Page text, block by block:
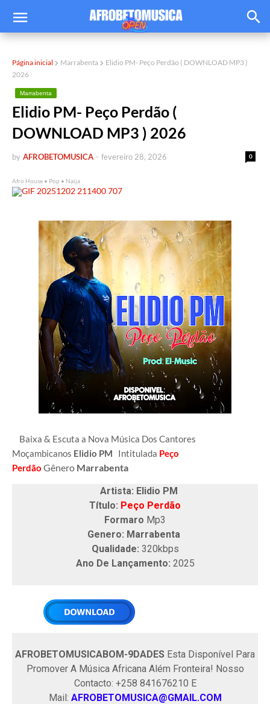
Página inicial Marrabenta
Elidio PM- Peço Perdão ( DOWNLOAD MP3 )
2026
Marrabenta
Elidio PM- Peço Perdão (
DOWNLOAD MP3 ) 2026
by AFROBETOMUSICA 0
- fevereiro 28, 2026
Afro House • Pop • Naija
Baixa & Escuta a Nova Música Dos Cantores
Moçambicanos Elidio PM Intitulada Peço
Perdão Gênero Marrabenta
Artista: Elidio PM
Título: Peço Perdão
Formaro Mp3
Genero: Marrabenta
Qualidade: 320kbps
Ano De Lançamento: 2025
AFROBETOMUSICABOM-9DADES Esta Disponível Para
Promover A Música Africana Além Fronteira! Nosso
Contacto: +258 841676210 E
Mail: AFROBETOMUSICA@GMAIL.COM